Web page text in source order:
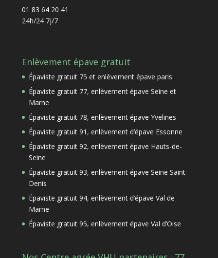
01 83 64 20 41
24h/24 7j/7
Enlèvement épave gratuit
Épaviste gratuit 75 et enlèvement épave paris
Épaviste gratuit 77, enlèvement épave Seine et
Marne
Épaviste gratuit 78, enlèvement épave Yvelines
Épaviste gratuit 91, enlèvement d’épave Essonne
Épaviste gratuit 92, enlèvement épave Hauts-de-
Seine
Épaviste gratuit 93, enlèvement épave Seine Saint
Denis
Épaviste gratuit 94, enlèvement d’épave Val de
Marne
Épaviste gratuit 95, enlèvement épave Val d’Oise